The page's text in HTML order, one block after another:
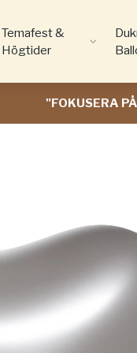
Temafest &
Högtider
"FOKUSERA